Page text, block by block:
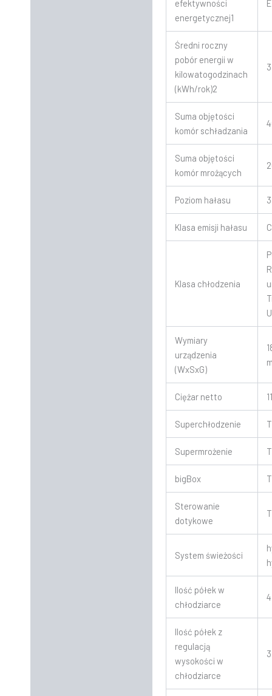
efektywności
energetycznej1
E
Średni roczny
pobór energii w
kilowatogodzinach
(kWh/rok)2
Suma objętości
komór schładzania
Suma objętości
komór mrożących
Poziom hałasu
Klasa emisji hałasu C
Klasa chłodzenia
Wymiary
urządzenia
(WxSxG)
Ciężar netto
Superchłodzenie
Supermrożenie
bigBox
Sterowanie
dotykowe
System świeżości
Ilość półek w
chłodziarce
4
Ilość półek z
regulacją
wysokości w
chłodziarce
3